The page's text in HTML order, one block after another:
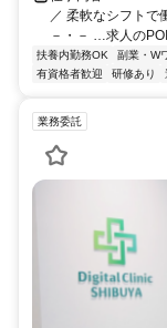
／ 柔軟なシフトで
－・－ …求人の
扶養内勤務OK 副業・W
有資格者歓迎
研修あり
業務委託